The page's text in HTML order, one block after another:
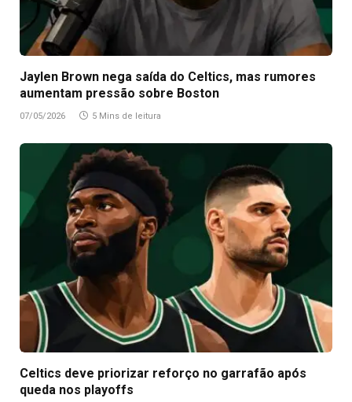
Jaylen Brown nega saída do Celtics, mas rumores
aumentam pressão sobre Boston
07/05/2026 5 Mins de leitura
Celtics deve priorizar reforço no garrafão após
queda nos playoffs